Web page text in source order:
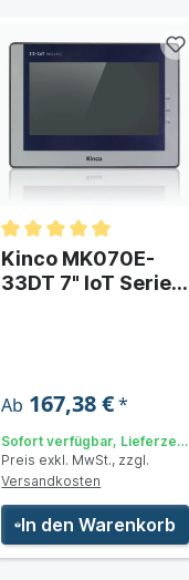
Kinco MK070E-
33DT 7" IoT Series
Ab 167,38 €*
Sofort verfügbar, Lieferzeit:
3 bis 5 Tage
Preis exkl. MwSt., zzgl.
Versandkosten
In den Warenkorb